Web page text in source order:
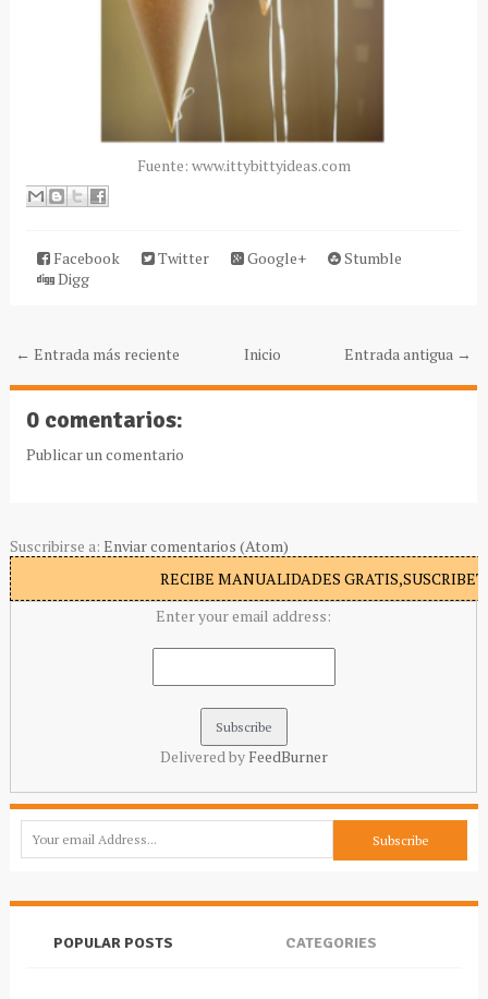
Fuente: www.ittybittyideas.com
Facebook Twitter Google+
Stumble
Digg
← Entrada más reciente Entrada antigua →
Inicio
0 comentarios:
Publicar un comentario
Suscribirse a: Enviar comentarios (Atom)
RECIBE MANUALIDADES
Enter your email address:
Delivered by FeedBurner
POPULAR POSTS CATEGORIES